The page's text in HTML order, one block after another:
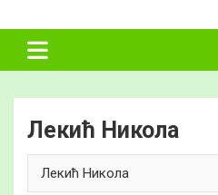
to
content
ФУДБАЛСКИ
САВЕЗ
ВЛАДИМИРЦИ
Лекић Никола